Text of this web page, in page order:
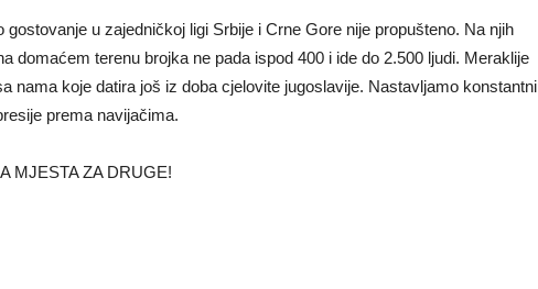
u zajedničkoj ligi Srbije i Crne Gore nije propušteno. Na njih
domaćem terenu brojka ne pada ispod 400 i ide do 2.500 ljudi. Meraklije
nama koje datira još iz doba cjelovite jugoslavije. Nastavljamo konstantni
prema navijačima.
MJESTA ZA DRUGE!